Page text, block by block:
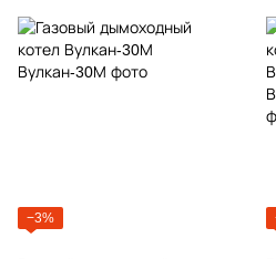
−3%